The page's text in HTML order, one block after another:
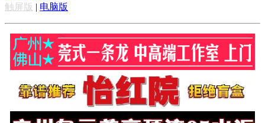
触屏版 | 电脑版